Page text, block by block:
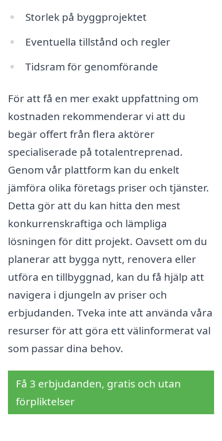
Storlek på byggprojektet
Eventuella tillstånd och regler
Tidsram för genomförande
För att få en mer exakt uppfattning om
kostnaden rekommenderar vi att du
begär offert från flera aktörer
specialiserade på totalentreprenad.
Genom vår plattform kan du enkelt
jämföra olika företags priser och tjänster.
Detta gör att du kan hitta den mest
konkurrenskraftiga och lämpliga
lösningen för ditt projekt. Oavsett om du
planerar att bygga nytt, renovera eller
utföra en tillbyggnad, kan du få hjälp att
navigera i djungeln av priser och
erbjudanden. Tveka inte att använda våra
resurser för att göra ett välinformerat val
som passar dina behov.
Få 3 erbjudanden, gratis och utan
förpliktelser